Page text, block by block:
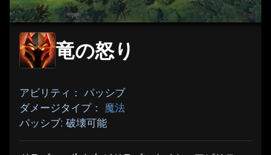
竜の怒り
アビリティ： パッシブ
ダメージタイプ： 魔法
パッシブ: 破壊可能